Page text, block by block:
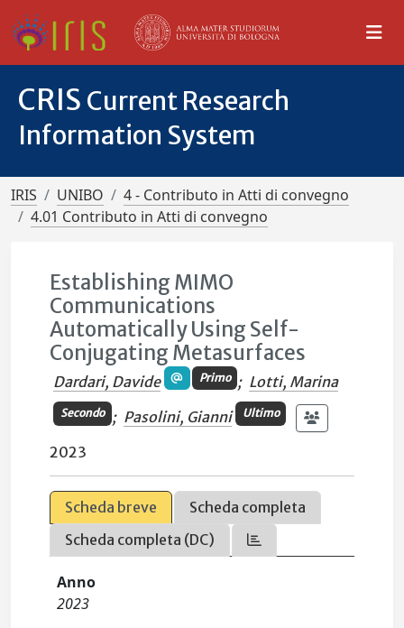
CRIS Current Research
Information System
IRIS UNIBO
4 - Contributo in Atti di convegno
4.01 Contributo in Atti di convegno
Establishing MIMO
Communications
Automatically Using Self-
Conjugating Metasurfaces
Dardari, Davide Primo ; Lotti, Marina
Secondo ; Pasolini, Gianni Ultimo
2023
Scheda breve
Scheda completa
Scheda completa (DC)
Anno
2023